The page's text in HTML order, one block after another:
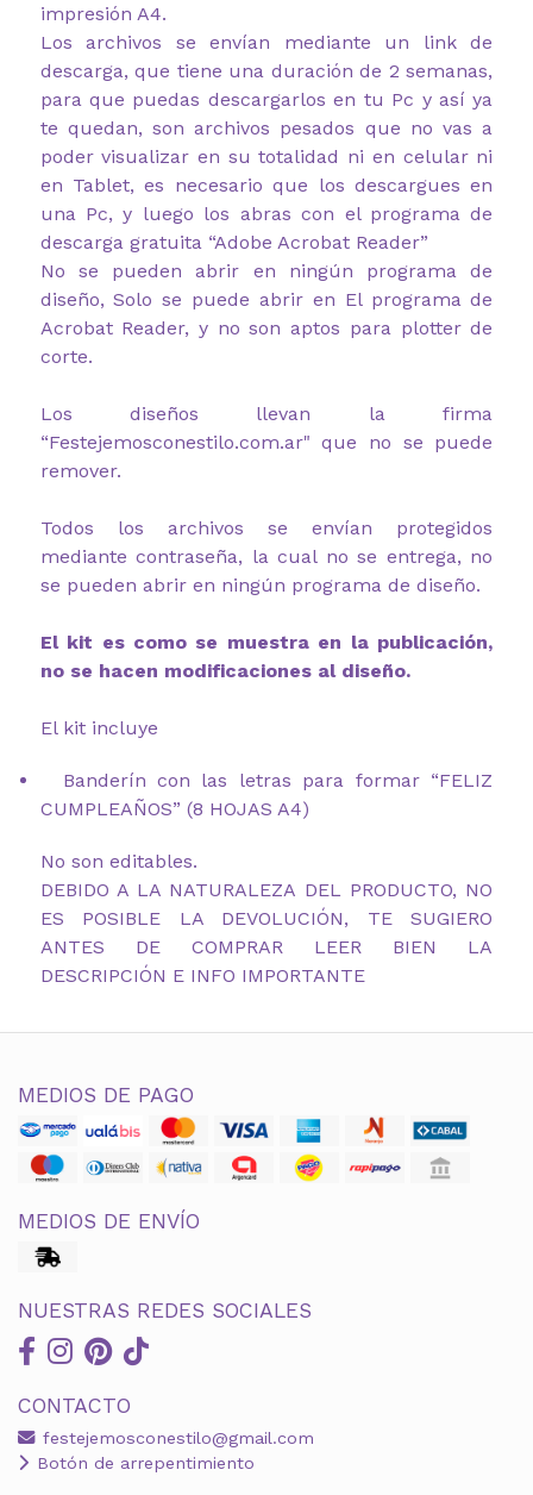
impresión A4.
Los archivos se envían mediante un link de
descarga, que tiene una duración de 2 semanas,
para que puedas descargarlos en tu Pc y así ya
te quedan, son archivos pesados que no vas a
poder visualizar en su totalidad ni en celular ni
en Tablet, es necesario que los descargues en
una Pc, y luego los abras con el programa de
descarga gratuita “Adobe Acrobat Reader”
No se pueden abrir en ningún programa de
diseño, Solo se puede abrir en El programa de
Acrobat Reader, y no son aptos para plotter de
corte.
Los diseños llevan la firma
“Festejemosconestilo.com.ar" que no se puede
remover.
Todos los archivos se envían protegidos
mediante contraseña, la cual no se entrega, no
se pueden abrir en ningún programa de diseño.
El kit es como se muestra en la publicación,
no se hacen modificaciones al diseño.
El kit incluye
Banderín con las letras para formar “FELIZ
CUMPLEAÑOS” (8 HOJAS A4)
No son editables.
DEBIDO A LA NATURALEZA DEL PRODUCTO, NO
ES POSIBLE LA DEVOLUCIÓN, TE SUGIERO
ANTES DE COMPRAR LEER BIEN LA
DESCRIPCIÓN E INFO IMPORTANTE
MEDIOS DE PAGO
MEDIOS DE ENVÍO
NUESTRAS REDES SOCIALES
CONTACTO
festejemosconestilo@gmail.com
Botón de arrepentimiento